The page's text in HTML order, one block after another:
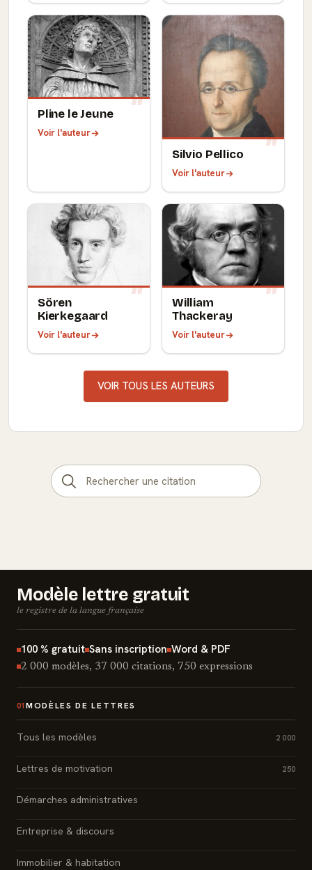
Pline le Jeune
Voir l'auteur
Silvio Pellico
Voir l'auteur
Sören
Kierkegaard
Voir l'auteur
William
Thackeray
Voir l'auteur
VOIR TOUS LES AUTEURS
Modèle lettre gratuit
le registre de la langue française
100 % gratuit Sans inscription Word & PDF
2 000 modèles, 37 000 citations, 750 expressions
01 MODÈLES DE LETTRES
Tous les modèles 2 000
Lettres de motivation 250
Démarches administratives
Entreprise & discours
Immobilier & habitation